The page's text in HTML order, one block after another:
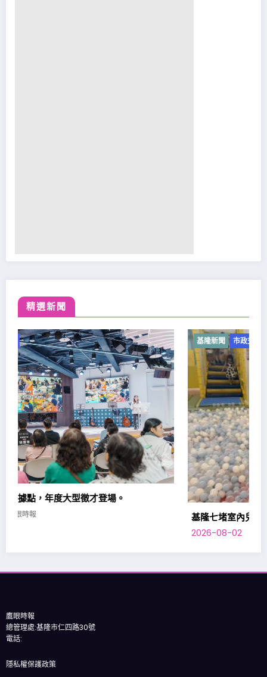
精選新聞
基隆新聞 市政交通
基隆七堵室內兒童樂園，加開平日夜間場次。
鷹眼時報
總管理處:基隆市仁四路30號